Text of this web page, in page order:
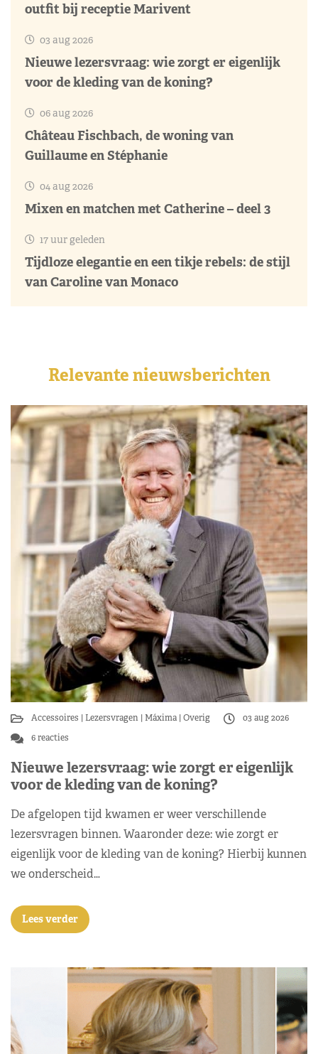
outfit bij receptie Marivent
03 aug 2026
Nieuwe lezersvraag: wie zorgt er eigenlijk
voor de kleding van de koning?
06 aug 2026
Château Fischbach, de woning van
Guillaume en Stéphanie
04 aug 2026
Mixen en matchen met Catherine – deel 3
17 uur geleden
Tijdloze elegantie en een tikje rebels: de stijl
van Caroline van Monaco
Relevante nieuwsberichten
Accessoires Lezersvragen Máxima Overig
03 aug 2026
6 reacties
Nieuwe lezersvraag: wie zorgt er eigenlijk
voor de kleding van de koning?
De afgelopen tijd kwamen er weer verschillende
lezersvragen binnen. Waaronder deze: wie zorgt er
eigenlijk voor de kleding van de koning? Hierbij kunnen
we onderscheid…
Lees verder